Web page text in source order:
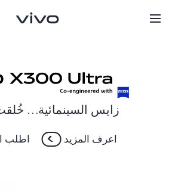
زايس السينمائية… خُلقت
اعرف المزيد اطلب